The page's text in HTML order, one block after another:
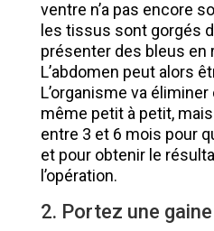
ventre n’a pas encore
les tissus sont gorgés
présenter des bleus en
L’abdomen peut alors
L’organisme va
même petit à petit,
entre 3 et 6 mois pour
et pour obtenir le
l’opération.
2. Portez une gaine